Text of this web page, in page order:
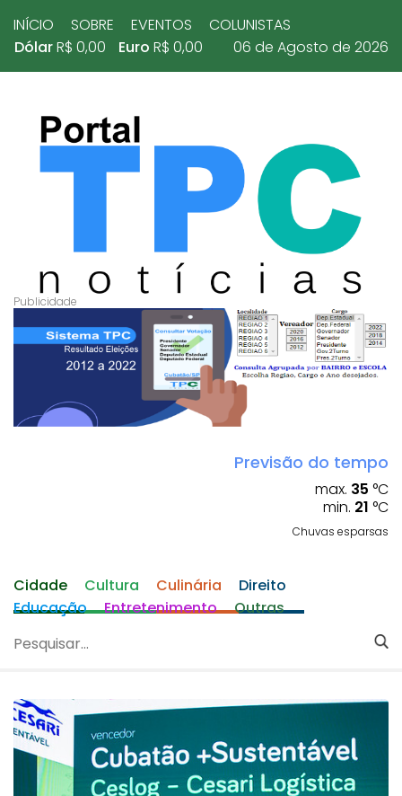
INÍCIO SOBRE EVENTOS
COLUNISTAS
DólarR$ 0,00 Euro R$ 0,00 06 de Agosto de 2026
Previsão do tempo
max. 35 °C
min. 21 °C
Chuvas esparsas
Cidade Cultura Culinária
Direito
Educação
Entretenimento Outras